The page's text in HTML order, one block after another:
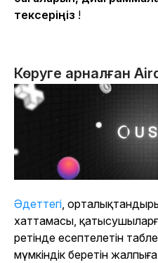
тексеріңіз !
Көруге арналған
Әдеттегі,
хаттамасы,
ретінде есептелетін
мүмкіндік беретін